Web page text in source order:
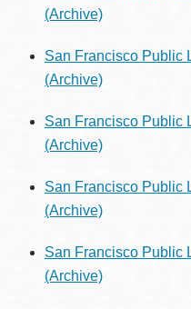
(Archive)
San Francisco Public
(Archive)
San Francisco Public
(Archive)
San Francisco Public
(Archive)
San Francisco Public
(Archive)